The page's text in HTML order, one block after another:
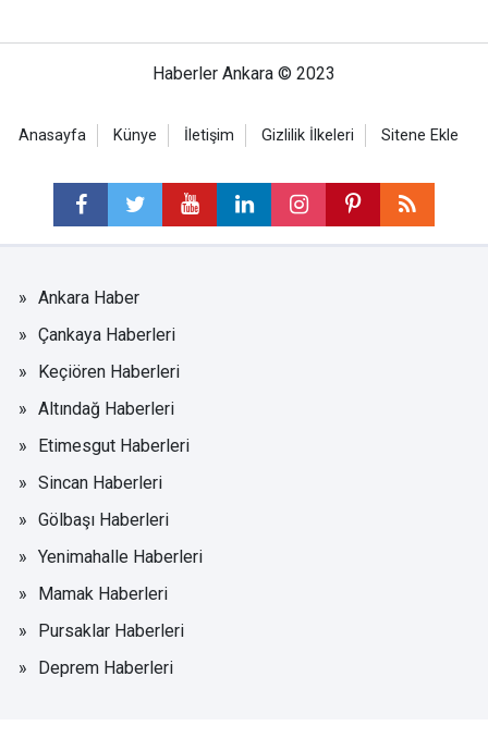
Haberler Ankara © 2023
Anasayfa Künye İletişim Gizlilik İlkeleri Sitene Ekle
Ankara Haber
Çankaya Haberleri
Keçiören Haberleri
Altındağ Haberleri
Etimesgut Haberleri
Sincan Haberleri
Gölbaşı Haberleri
Yenimahalle Haberleri
Mamak Haberleri
Pursaklar Haberleri
Deprem Haberleri